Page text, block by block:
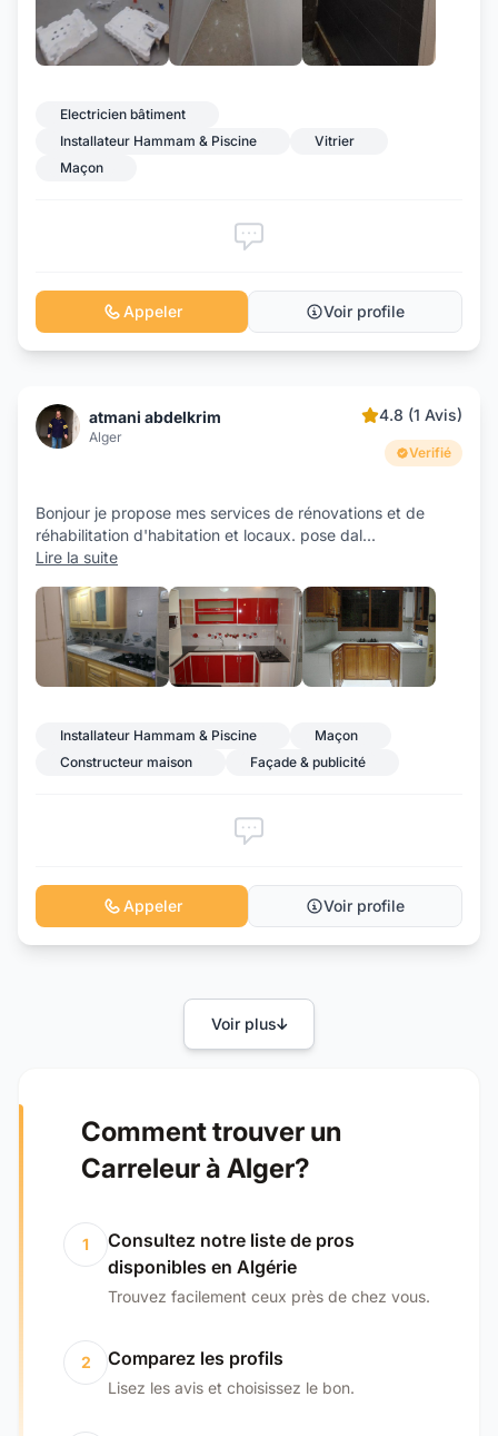
Electricien bâtiment
Installateur Hammam & Piscine
Vitrier
Maçon
Appeler Voir profile
atmani abdelkrim
Alger
4.8 (1 Avis)
Verifié
Bonjour je propose mes services de rénovations et de
réhabilitation d'habitation et locaux. pose dal...
Lire la suite
Installateur Hammam & Piscine
Maçon
Constructeur maison
Façade & publicité
Appeler Voir profile
Voir plus
Comment trouver un
Carreleur à Alger?
1
Consultez notre liste de pros
disponibles en Algérie
Trouvez facilement ceux près de chez vous.
2 Comparez les profils
Lisez les avis et choisissez le bon.